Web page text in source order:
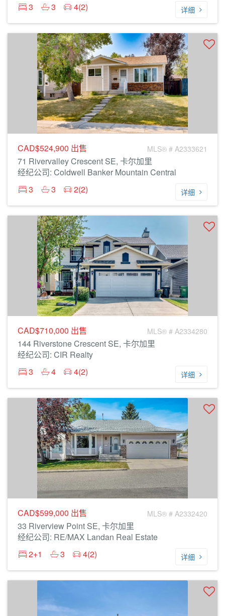
3
3 4(2) 详细
CAD$524,900 出售 MLS® # A2333621
71 Rivervalley Crescent SE, 卡尔加里
经纪公司: Coldwell Banker Mountain Central
3
3 2(2) 详细
CAD$710,000 出售 MLS® # A2334280
144 Riverstone Crescent SE, 卡尔加里
经纪公司: CIR Realty
3
4 4(2) 详细
CAD$599,000 出售 MLS® # A2332420
33 Riverview Point SE, 卡尔加里
经纪公司: RE/MAX Landan Real Estate
2+1
3 4(2) 详细